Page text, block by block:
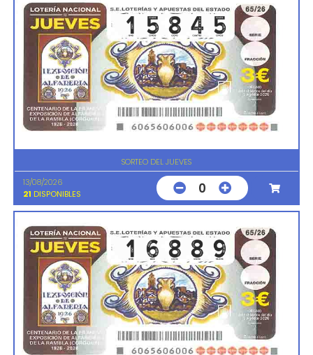
SORTEO DEL JUEVES
13/08/2026
21 DISPONIBLES 0